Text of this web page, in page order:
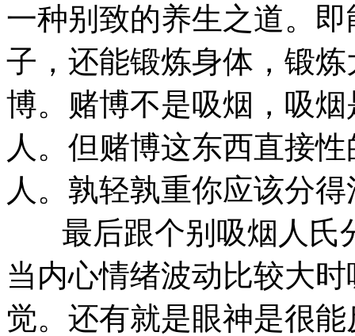
一种别致的养生之道。
子，还能锻炼身体，锻
博。赌博不是吸烟，吸
人。但赌博这东西直接
人。孰轻孰重你应该分
最后跟个别吸烟人氏
当内心情绪波动比较大
觉。还有就是眼神是很